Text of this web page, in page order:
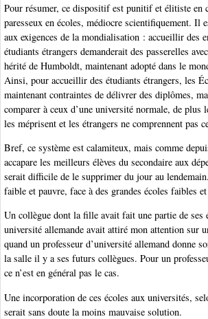
Pour résumer, ce dispositif est punitif et élitiste en
paresseux en écoles, médiocre scientifiquement. Il
aux exigences de la mondialisation : accueillir des
étudiants étrangers demanderait des passerelles
hérité de Humboldt, maintenant adopté dans le
Ainsi, pour accueillir des étudiants étrangers, les
maintenant contraintes de délivrer des diplômes,
comparer à ceux d’une université normale, de
les méprisent et les étrangers ne comprennent pas
Bref, ce système est calamiteux, mais comme
accapare les meilleurs élèves du secondaire aux
serait difficile de le supprimer du jour au
faible et pauvre, face à des grandes écoles faibles
Un collègue dont la fille avait fait une partie de ses
université allemande avait attiré mon attention sur
quand un professeur d’université allemand donne
la salle il y a ses futurs collègues. Pour un
ce n’est en général pas le cas.
Une incorporation de ces écoles aux universités,
serait sans doute la moins mauvaise solution.